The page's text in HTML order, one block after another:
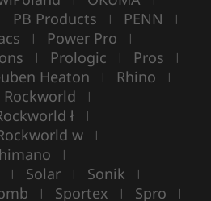
PB Products | PENN |
| Power Pro |
| Prologic | Pros |
Heaton | Rhino |
Rockworld |
ł |
w |
|
| Solar | Sonik |
| Sportex | Spro |